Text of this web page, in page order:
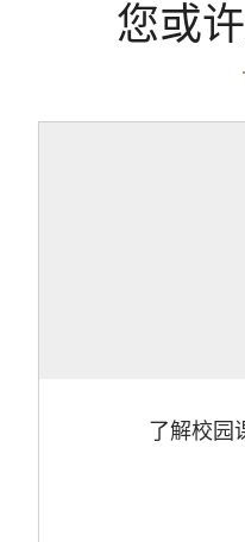
您或
了解校园